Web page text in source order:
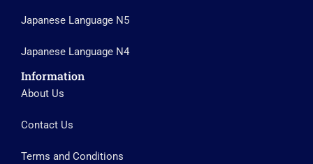
Japanese Language N5
Japanese Language N4
Information
About Us
Contact Us
Terms and Conditions